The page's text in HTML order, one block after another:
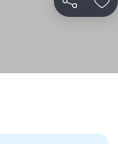
シェア お